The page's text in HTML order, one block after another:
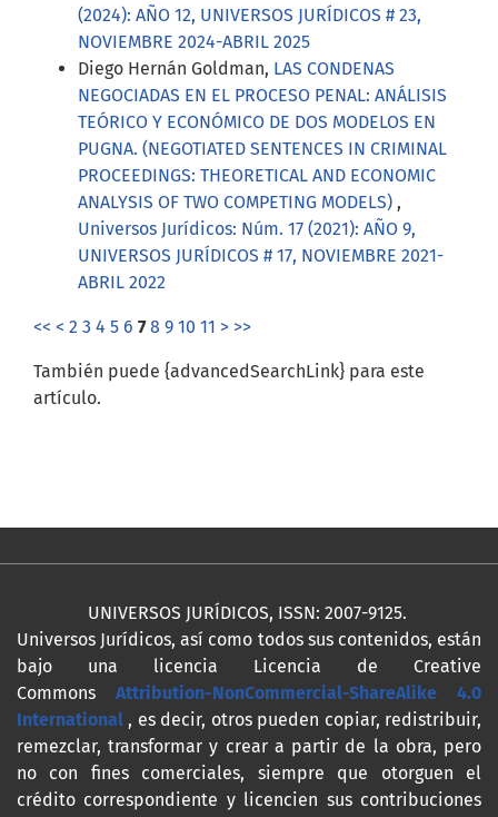
(2024): AÑO 12, UNIVERSOS JURÍDICOS # 23,
NOVIEMBRE 2024-ABRIL 2025
Diego Hernán Goldman, LAS CONDENAS
NEGOCIADAS EN EL PROCESO PENAL: ANÁLISIS
TEÓRICO Y ECONÓMICO DE DOS MODELOS EN
PUGNA. (NEGOTIATED SENTENCES IN CRIMINAL
PROCEEDINGS: THEORETICAL AND ECONOMIC
ANALYSIS OF TWO COMPETING MODELS) ,
Universos Jurídicos: Núm. 17 (2021): AÑO 9,
UNIVERSOS JURÍDICOS # 17, NOVIEMBRE 2021-
ABRIL 2022
<< < 2 3 4 5 6 7 8 9 10 11 > >>
También puede {advancedSearchLink} para este
artículo.
UNIVERSOS JURÍDICOS, ISSN: 2007-9125.
Universos Jurídicos, así como todos sus contenidos, están
bajo una licencia Licencia de Creative
Commons Attribution-NonCommercial-ShareAlike 4.0
International , es decir, otros pueden copiar, redistribuir,
remezclar, transformar y crear a partir de la obra, pero
no con fines comerciales, siempre que otorguen el
crédito correspondiente y licencien sus contribuciones